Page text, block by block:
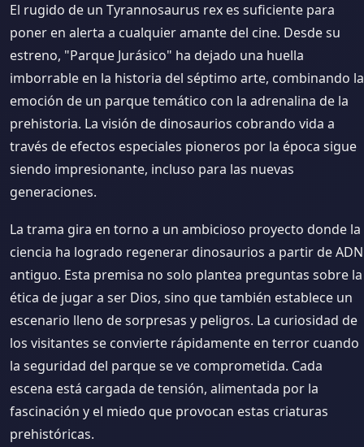
El rugido de un Tyrannosaurus rex es suficiente para
poner en alerta a cualquier amante del cine. Desde su
estreno, "Parque Jurásico" ha dejado una huella
imborrable en la historia del séptimo arte, combinando la
emoción de un parque temático con la adrenalina de la
prehistoria. La visión de dinosaurios cobrando vida a
través de efectos especiales pioneros por la época sigue
siendo impresionante, incluso para las nuevas
generaciones.
La trama gira en torno a un ambicioso proyecto donde la
ciencia ha logrado regenerar dinosaurios a partir de ADN
antiguo. Esta premisa no solo plantea preguntas sobre la
ética de jugar a ser Dios, sino que también establece un
escenario lleno de sorpresas y peligros. La curiosidad de
los visitantes se convierte rápidamente en terror cuando
la seguridad del parque se ve comprometida. Cada
escena está cargada de tensión, alimentada por la
fascinación y el miedo que provocan estas criaturas
prehistóricas.